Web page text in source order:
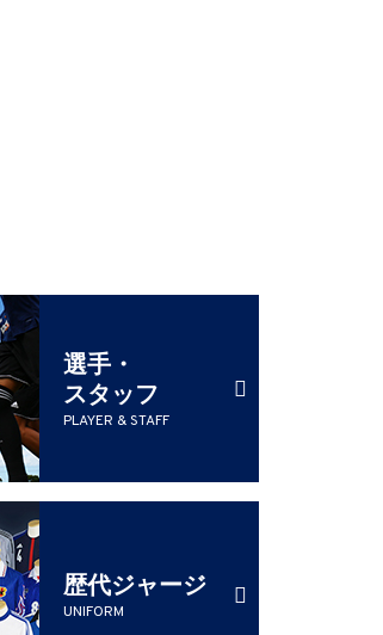
選手・
スタッフ
PLAYER & STAFF
歴代ジャージ
UNIFORM